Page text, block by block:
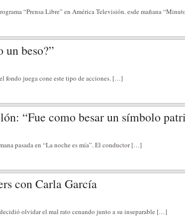
“Prensa Libre” en América Televisión. esde mañana
beso?”
fondo juega cone este tipo de acciones. […]
“Fue como besar un símbolo
pasada en “La noche es mía”. El conductor […]
con Carla García
olvidar el mal rato cenando junto a su inseparable […]